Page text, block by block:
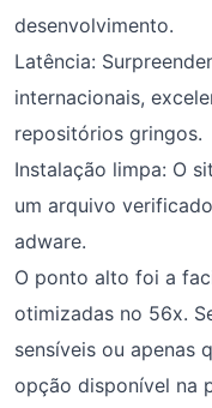
desenvolvimento.
Latência:
internacionais,
repositórios gringos.
Instalação limpa: O
um arquivo
adware.
O ponto alto foi a
otimizadas no 56x.
sensíveis ou apenas
opção disponível na